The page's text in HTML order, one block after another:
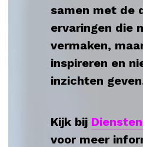
samen met de
ervaringen die
vermaken,
inspireren en
inzichten
Kijk bij
voor meer